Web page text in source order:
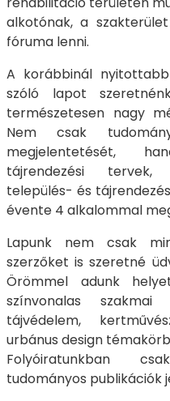
alkotónak, a
fóruma lenni.
A korábbinál
szóló lapot
természetesen nagy
Nem csak
megjelentetését,
tájrendezési tervek,
település- és
évente 4 alkalommal
Lapunk nem csak
szerzőket is szeretné
Örömmel adunk
színvonalas
tájvédelem,
urbánus design
Folyóiratunkban
tudományos publikációk